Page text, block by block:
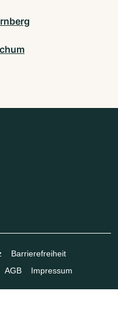
Barrierefreiheit
AGB Impressum